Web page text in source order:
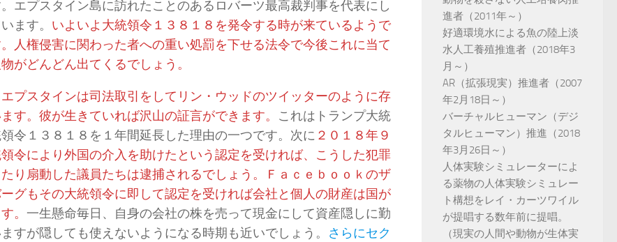
エプスタイン島に訪れたことのあるロバーツ最高裁判事を代表にし
ます。 いよいよ大統領令１３８１８を発令する時が来ているようで
人権侵害に関わった者への重い処罰を下せる法令で今後これに当て
がどんどん出てくるでしょう。
エプスタインは司法取引をしてリン・ウッドのツイッターのように存
す。彼が生きていれば沢山の証言ができます。 これはトランプ大統
令１３８１８を１年間延長した理由の一つです。次に ２０１８年９
令により外国の介入を助けたという認定を受ければ、こうした犯罪
り扇動した議員たちは逮捕されるでしょう。Ｆａｃｅｂｏｏｋのザ
グもその大統領令に即して認定を受ければ会社と個人の財産は国が
。 一生懸命毎日、自身の会社の株を売って現金にして資産隠しに勤
すが隠しても使えないようになる時期も近いでしょう。 さらにセク
進者（2011年～）
好適環境水による魚の陸上淡
水人工養殖推進者（2018年3
月～）
AR（拡張現実）推進者（2007
年2月18日～）
バーチャルヒューマン（デジ
タルヒューマン）推進（2018
年3月26日～）
人体実験シミュレーターによ
る薬物の人体実験シミュレー
ト構想をレイ・カーツワイル
が提唱する数年前に提唱。
（現実の人間や動物が生体実